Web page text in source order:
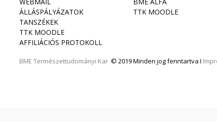
ÁLLÁSPÁLYÁZATOK
TANSZÉKEK
TTK MOODLE
AFFILIÁCIÓS PROTOKOLL
BME Természettudományi Kar © 2019 Minden jog fenntartva I
TTK MOODLE